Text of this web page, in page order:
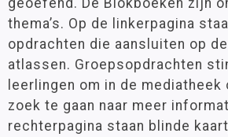
thema’s. Op de linkerpagina
opdrachten die aansluiten op
atlassen. Groepsopdrachten
leerlingen om in de
zoek te gaan naar meer
rechterpagina staan blinde